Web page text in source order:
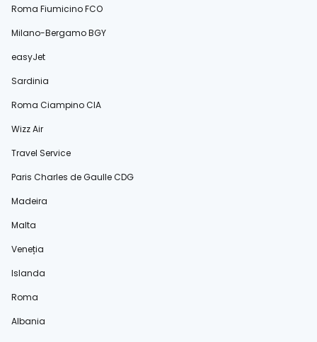
Roma Fiumicino FCO
Milano-Bergamo BGY
easyJet
Sardinia
Roma Ciampino CIA
Wizz Air
Travel Service
Paris Charles de Gaulle CDG
Madeira
Malta
Veneția
Islanda
Roma
Albania